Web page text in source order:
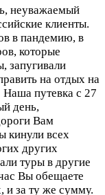
неуважаемый
клиенты.
в пандемию, в
которые
запугивали
на отдых на
путевка с 27
день,
Вам
кинули всех
других
туры в другие
Вы обещаете
и за ту же сумму.